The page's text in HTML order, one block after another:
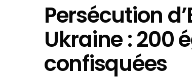
Persécution
Ukraine : 200
confisquées